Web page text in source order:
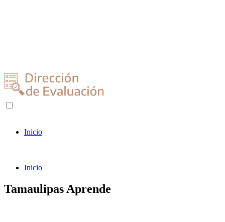
Inicio
Inicio
Tamaulipas Aprende